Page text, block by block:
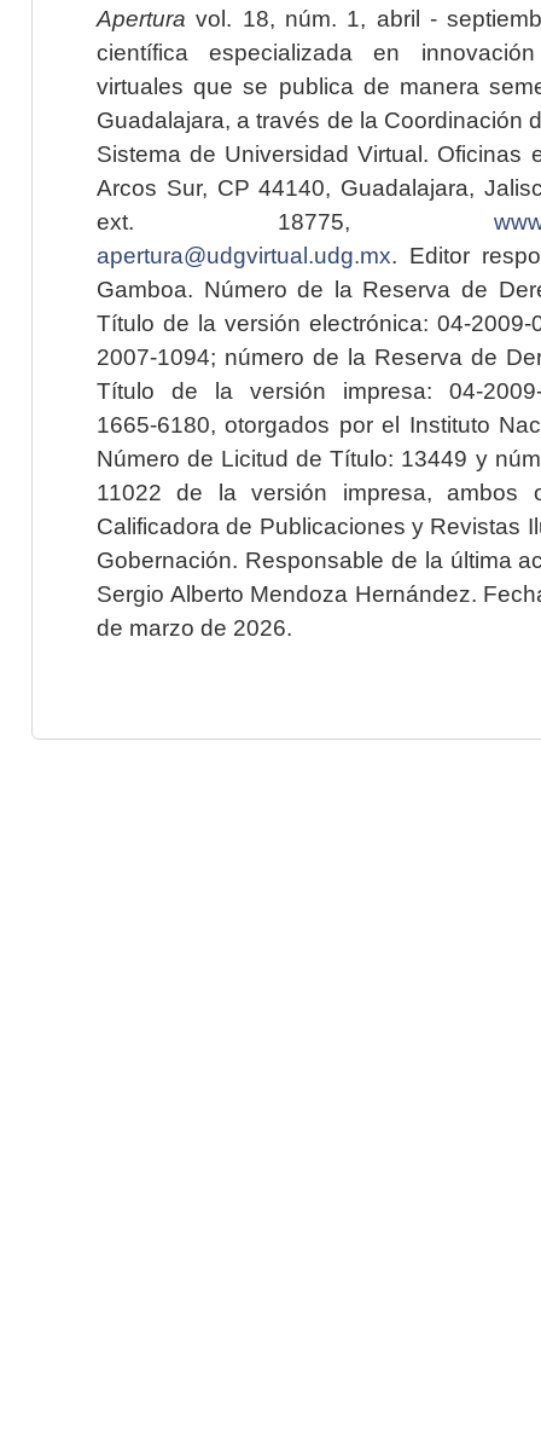
Apertura vol. 18, núm. 1, abril -
científica especializada en
virtuales que se publica de manera
Guadalajara, a través de la Coordinación
Sistema de Universidad Virtual. Oficinas
Arcos Sur, CP 44140, Guadalajara,
ext. 18775,
apertura@udgvirtual.udg.mx. Editor
Gamboa. Número de la Reserva de
Título de la versión electrónica: 04-2009-
2007-1094; número de la Reserva de
Título de la versión impresa: 04-2009-
1665-6180, otorgados por el Instituto
Número de Licitud de Título: 13449 y
11022 de la versión impresa, ambos
Calificadora de Publicaciones y Revistas
Gobernación. Responsable de la última
Sergio Alberto Mendoza Hernández.
de marzo de 2026.